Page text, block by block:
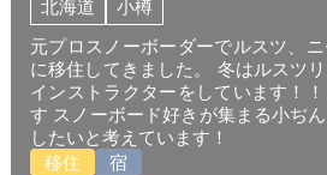
北海道
小樽
元プロスノーボーダーでルスツ、
に移住してきました。 冬はルスツ
インストラクターをしています！
す スノーボード好きが集まる小ぢ
したいと考えています！
移住
宿